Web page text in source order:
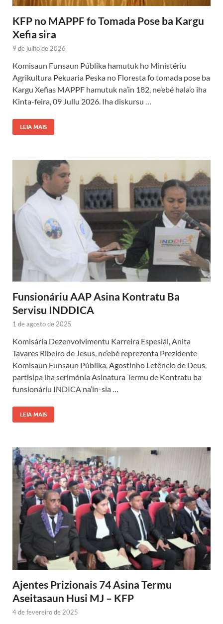
KFP no MAPPF fo Tomada Pose ba Kargu
Xefia sira
9 de julho de 2026
Komisaun Funsaun Públika hamutuk ho Ministériu
Agrikultura Pekuaria Peska no Floresta fo tomada pose ba
Kargu Xefias MAPPF hamutuk na’in 182, ne’ebé hala’o iha
Kinta-feira, 09 Jullu 2026. Iha diskursu …
LEIA MAIS
Funsionáriu AAP Asina Kontratu Ba
Servisu INDDICA
1 de agosto de 2025
Komisária Dezenvolvimentu Karreira Espesiál, Anita
Tavares Ribeiro de Jesus, ne’ebé reprezenta Prezidente
Komisaun Funsaun Públika, Agostinho Letêncio de Deus,
partisipa iha serimónia Asinatura Termu de Kontratu ba
funsionáriu INDICA na’in-sia …
LEIA MAIS
Ajentes Prizionais 74 Asina Termu
Aseitasaun Husi MJ – KFP
4 de fevereiro de 2025